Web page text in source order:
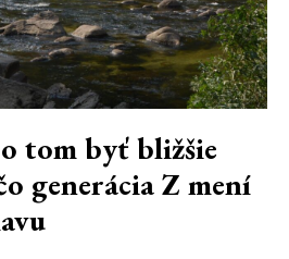
tom byť bližšie
generácia Z mení